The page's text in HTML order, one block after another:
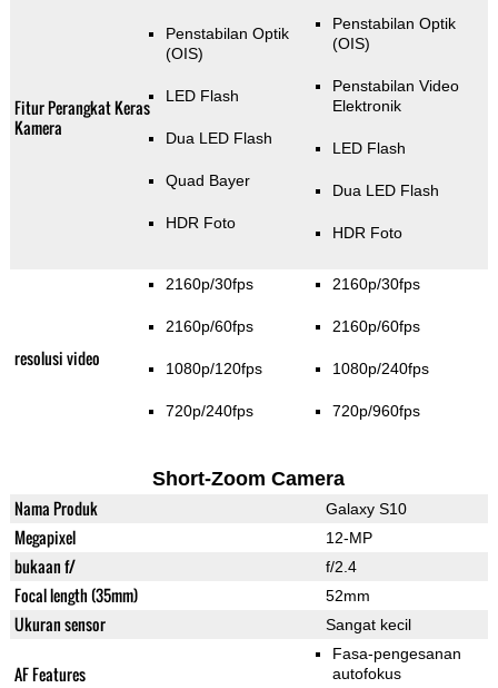
Fitur Perangkat Keras
Kamera
Penstabilan Optik
(OIS)
LED Flash
Dua LED Flash
Quad Bayer
HDR Foto
Penstabilan Optik
(OIS)
Penstabilan Video
Elektronik
LED Flash
Dua LED Flash
HDR Foto
resolusi video
2160p/30fps
2160p/60fps
1080p/120fps
720p/240fps
2160p/30fps
2160p/60fps
1080p/240fps
720p/960fps
Short-Zoom Camera
Nama Produk Galaxy S10
Megapixel 12-MP
bukaan f/ f/2.4
Focal length (35mm) 52mm
Ukuran sensor Sangat kecil
AF Features
Fasa-pengesanan
autofokus